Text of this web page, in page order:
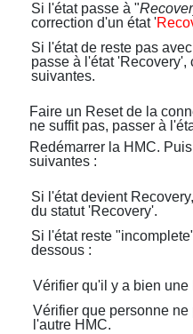
Si l'état passe à "
correction d'un état '
Si l'état de reste pas
passe à l'état
suivantes.
Faire un Reset de la
ne suffit pas, passer à
Redémarrer la HMC.
suivantes :
Si l'état devient
du statut 'Recovery'.
Si l'état reste
dessous :
Vérifier qu'il y a bien une
Vérifier que personne
l'autre HMC.